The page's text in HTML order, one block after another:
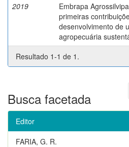
2019
Embrapa
primeiras
desenvolvimento de
agropecuária
Resultado 1-1 de 1.
Busca facetada
Editor
FARIA, G. R.